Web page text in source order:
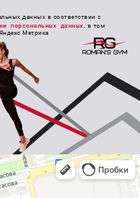
данных в соответствии с
персональных данных , в том
Метрика